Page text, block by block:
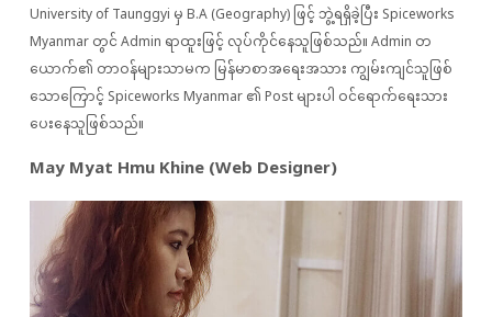
University of Taunggyi မှ B.A (Geography) ဖြင့် ဘွဲ့ရရှိခဲ့ပြီး Spiceworks
Myanmar တွင် Admin ရာထူးဖြင့် လုပ်ကိုင်နေသူဖြစ်သည်။ Admin တ
ယောက်၏ တာဝန်များသာမက မြန်မာစာအရေးအသား ကျွမ်းကျင်သူဖြစ်
သောကြောင့် Spiceworks Myanmar ၏ Post များပါ ဝင်ရောက်ရေးသား
ပေးနေသူဖြစ်သည်။
May Myat Hmu Khine (Web Designer)